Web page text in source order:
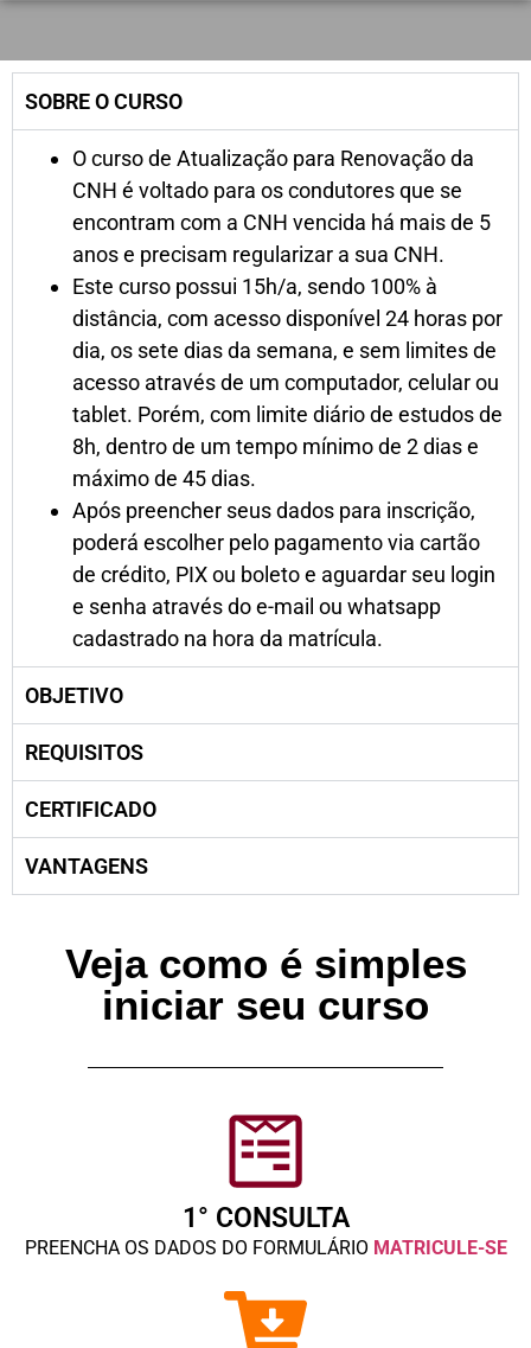
SOBRE O CURSO
O curso de Atualização para Renovação da
CNH é voltado para os condutores que se
encontram com a CNH vencida há mais de 5
anos e precisam regularizar a sua CNH.
Este curso possui 15h/a, sendo 100% à
distância, com acesso disponível 24 horas por
dia, os sete dias da semana, e sem limites de
acesso através de um computador, celular ou
tablet. Porém, com limite diário de estudos de
8h, dentro de um tempo mínimo de 2 dias e
máximo de 45 dias.
Após preencher seus dados para inscrição,
poderá escolher pelo pagamento via cartão
de crédito, PIX ou boleto e aguardar seu login
e senha através do e-mail ou whatsapp
cadastrado na hora da matrícula.
OBJETIVO
REQUISITOS
CERTIFICADO
VANTAGENS
Veja como é simples
iniciar seu curso
1° CONSULTA
PREENCHA OS DADOS DO FORMULÁRIO MATRICULE-SE